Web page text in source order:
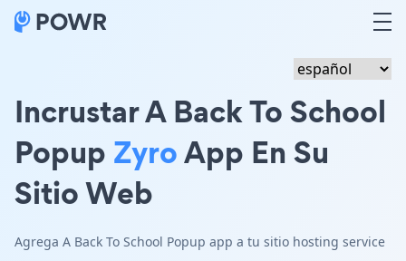
Incrustar A Back To School
Popup ZyroApp En Su
Sitio Web
Agrega A Back To School Popup app a tu sitio hosting service